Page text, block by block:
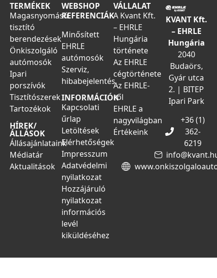
TERMÉKEK
Magasnyomású
tisztító
berendezések
Önkiszolgáló
autómosók
Ipari
porszívók
Tisztítószerek
Tartozékok
HÍREK/
ÁLLÁSOK
Állásajánlataink
Médiatár
Aktualitások
WEBSHOP
REFERENCIÁK
Minősített
EHRLE
autómosók
Szerviz,
hibabejelentés
INFORMÁCIÓK
Kapcsolati
űrlap
Letöltések
Elérhetőségek
Impresszum
Adatvédelmi
nyilatkozat
Hozzájáruló
nyilatkozat
információs
levél
kiküldéséhez
VÁLLALAT
A Kvant Kft.
– EHRLE
Hungária
története
Az EHRLE
cégtörténete
Az EHRLE-
ről
EHRLE a
nagyvilágban
Értékeink
KVANT Kft.
– EHRLE
Hungária
2040
Budaörs,
Gyár utca
2. | BITEP
Ipari Park
+36 (1)
362-
6219